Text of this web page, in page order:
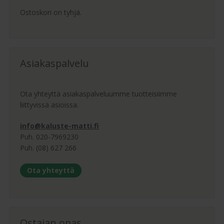
Ostoskori on tyhjä.
Asiakaspalvelu
Ota yhteyttä asiakaspalveluumme tuotteisiimme
liittyvissä asioissa.
info@kaluste-matti.fi
Puh. 020-7969230
Puh. (08) 627 266
Ota yhteyttä